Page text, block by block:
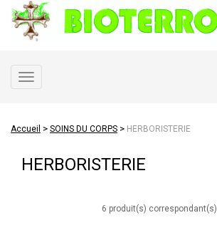
Toggle
navigation
Accueil > SOINS DU CORPS > HERBORISTERIE
HERBORISTERIE
6 produit(s) correspondant(s)